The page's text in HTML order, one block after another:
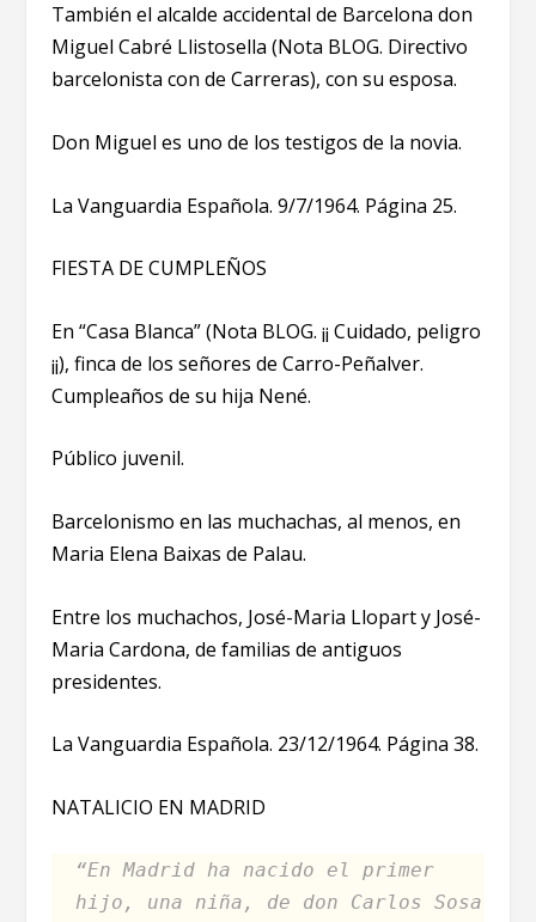
También el alcalde accidental de Barcelona don
Miguel Cabré Llistosella (Nota BLOG. Directivo
barcelonista con de Carreras), con su esposa.
Don Miguel es uno de los testigos de la novia.
La Vanguardia Española. 9/7/1964. Página 25.
FIESTA DE CUMPLEÑOS
En “Casa Blanca” (Nota BLOG. ¡¡ Cuidado, peligro
¡¡), finca de los señores de Carro-Peñalver.
Cumpleaños de su hija Nené.
Público juvenil.
Barcelonismo en las muchachas, al menos, en
Maria Elena Baixas de Palau.
Entre los muchachos, José-Maria Llopart y José-
Maria Cardona, de familias de antiguos
presidentes.
La Vanguardia Española. 23/12/1964. Página 38.
NATALICIO EN MADRID
“En Madrid ha nacido el primer
hijo, una niña, de don Carlos Sosa